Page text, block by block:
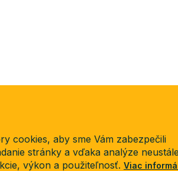
cookies, aby sme Vám zabezpečili
stránky a vďaka analýze
výkon a použiteľnosť. Viac